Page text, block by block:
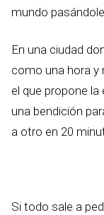
mundo
En una ciudad
como una hora y
el que propone
una bendición
a otro en 20
Si todo sale a